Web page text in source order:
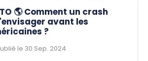
🌎 Comment un crash
avant les
?
le 30 Sep. 2024